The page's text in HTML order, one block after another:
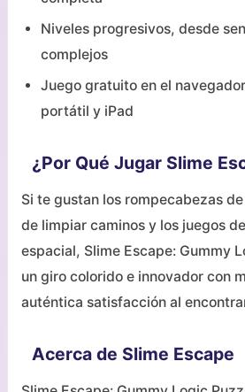
Niveles progresivos, desde
complejos
Juego gratuito en el
portátil y iPad
¿Por Qué Jugar Slime
Si te gustan los rompecabezas
de limpiar caminos y los juegos
espacial, Slime Escape: Gummy
un giro colorido e innovador con
auténtica satisfacción al
Acerca de Slime Escape